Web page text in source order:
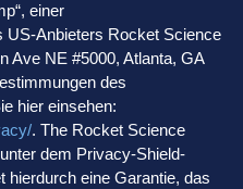
einer
US-Anbieters Rocket Science
Ave NE #5000, Atlanta, GA
des
hier einsehen:
. The Rocket Science
dem Privacy-Shield-
hierdurch eine Garantie, das